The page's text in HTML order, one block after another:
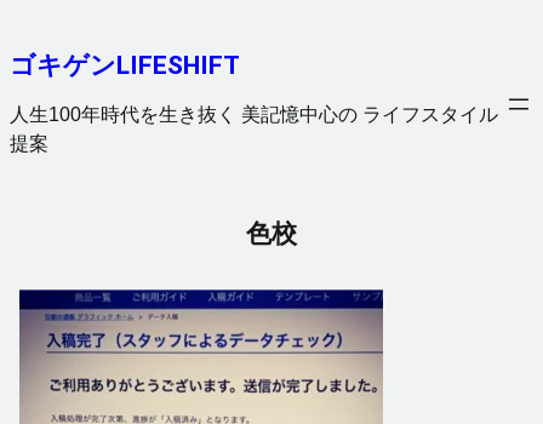
を
ス
キ
ゴキゲンLIFESHIFT
人生100年時代を生き抜く 美記憶中心の ライフスタイル
提案
色校